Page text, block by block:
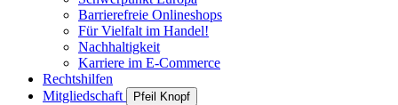
Barrierefreie Onlineshops
Für Vielfalt im Handel!
Nachhaltigkeit
Karriere im E-Commerce
Rechtshilfen
Mitgliedschaft
Pfeil Knopf